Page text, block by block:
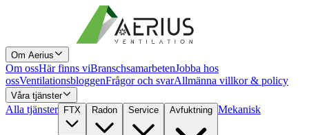
Om Aerius
Om ossHär finns viBranschsamarbetenJobba hos
ossVentilationsbloggenFrågor och svarAllmänna villkor & policy
Våra tjänster
Alla tjänster FTX Radon Service Avfuktning Mekanisk